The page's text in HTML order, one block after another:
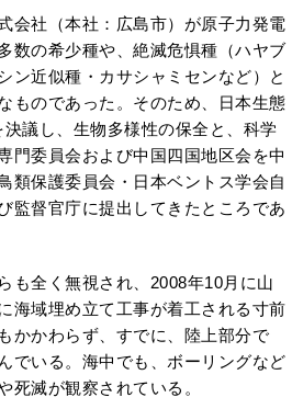
会社（本社：広島市）が原子力発電
数の希少種や、絶滅危惧種（ハヤブ
ン近似種・カサシャミセンなど）と
ものであった。そのため、日本生態
議し、生物多様性の保全と、科学
門委員会および中国四国地区会を中
類保護委員会・日本ベントス学会自
監督官庁に提出してきたところであ
も全く無視され、2008年10月に山
海域埋め立て工事が着工される寸前
かかわらず、すでに、陸上部分で
でいる。海中でも、ボーリングなど
滅が観察されている。